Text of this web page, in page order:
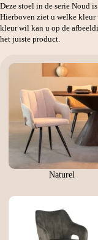
Deze stoel in de serie Noud
Hierboven ziet u welke kleur
kleur wil kan u op de
het juiste product.
Naturel